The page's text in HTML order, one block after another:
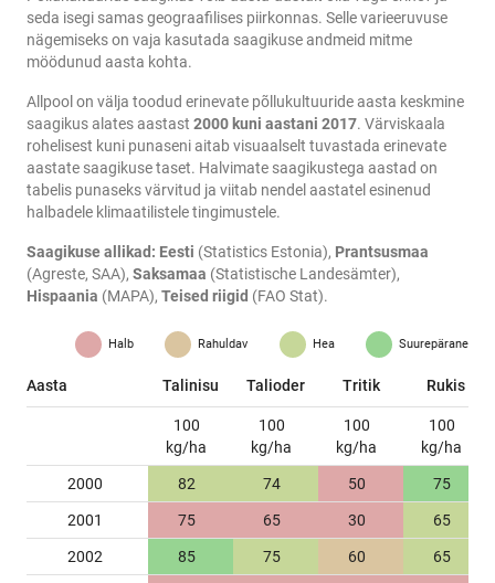
seda isegi samas geograafilises piirkonnas. Selle varieeruvuse
nägemiseks on vaja kasutada saagikuse andmeid mitme
möödunud aasta kohta.
Allpool on välja toodud erinevate põllukultuuride aasta keskmine
saagikus alates aastast 2000 kuni aastani 2017. Värviskaala
rohelisest kuni punaseni aitab visuaalselt tuvastada erinevate
aastate saagikuse taset. Halvimate saagikustega aastad on
tabelis punaseks värvitud ja viitab nendel aastatel esinenud
halbadele klimaatilistele tingimustele.
Saagikuse allikad: Eesti (Statistics Estonia), Prantsusmaa
(Agreste, SAA), Saksamaa (Statistische Landesämter),
Hispaania (MAPA), Teised riigid (FAO Stat).
Halb Rahuldav Hea Suurepärane
Aasta Talinisu Talioder Tritik Rukis
100
kg/ha
100
kg/ha
100
kg/ha
100
kg/ha
2000 82 74 50 75
2001 75 65 30 65
2002 85 75 60 65